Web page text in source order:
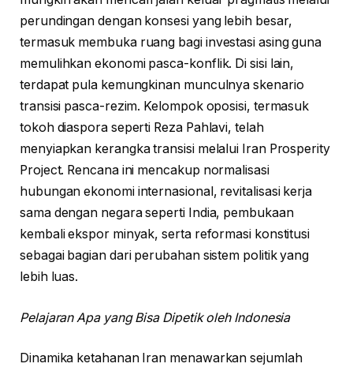
perundingan dengan konsesi yang lebih besar,
termasuk membuka ruang bagi investasi asing guna
memulihkan ekonomi pasca-konflik. Di sisi lain,
terdapat pula kemungkinan munculnya skenario
transisi pasca-rezim. Kelompok oposisi, termasuk
tokoh diaspora seperti Reza Pahlavi, telah
menyiapkan kerangka transisi melalui Iran Prosperity
Project. Rencana ini mencakup normalisasi
hubungan ekonomi internasional, revitalisasi kerja
sama dengan negara seperti India, pembukaan
kembali ekspor minyak, serta reformasi konstitusi
sebagai bagian dari perubahan sistem politik yang
lebih luas.
Pelajaran Apa yang Bisa Dipetik oleh Indonesia
Dinamika ketahanan Iran menawarkan sejumlah